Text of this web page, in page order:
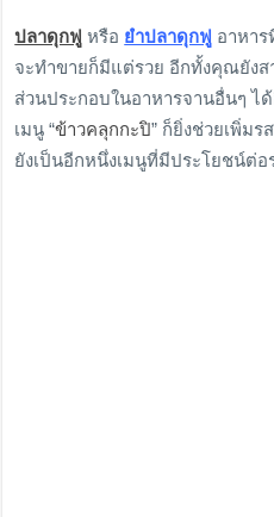
ปลาดุกฟู หรือ ยำปลาดุกฟู อาหาร
จะทำขายก็มีแต่รวย อีกทั้งคุณยังส
ส่วนประกอบในอาหารจานอื่นๆ ไ
เมนู “ข้าวคลุกกะปิ” ก็ยิ่งช่วยเพิ่ม
ยังเป็นอีกหนึ่งเมนูที่มีประโยชน์ต่อ